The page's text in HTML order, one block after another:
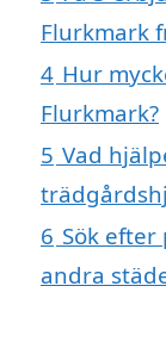
Flurkmark
4 Hur
Flurkmark?
5 Vad
6 Sök
andra